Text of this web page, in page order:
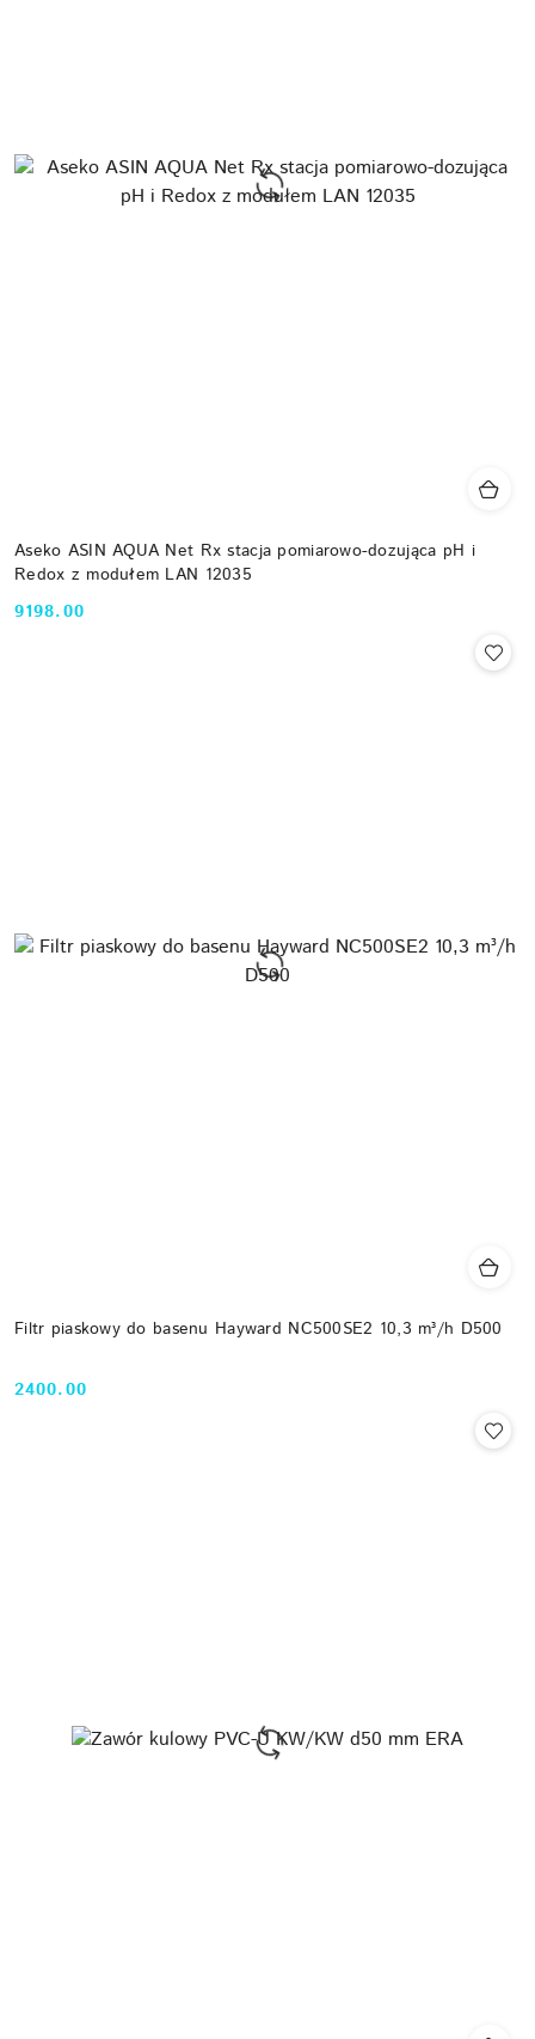
Aseko ASIN AQUA Net Rx stacja pomiarowo-dozująca pH i
Redox z modułem LAN 12035
Cena:
9198.00
Filtr piaskowy do basenu Hayward NC500SE2 10,3 m³/h D500
Cena:
2400.00